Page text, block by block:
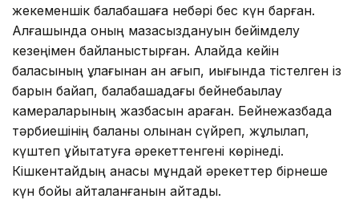
жекеменшік балабақшаға небәрі бес күн барған.
Алғашында оның мазасыздануын бейімделу
кезеңімен байланыстырған. Алайда кейін
баласының құлағынан қан ағып, иығында тістелген із
барын байқап, балабақшадағы бейнебақылау
камераларының жазбасын қараған. Бейнежазбада
тәрбиешінің баланы қолынан сүйреп, жұлқылап,
күштеп ұйықтатуға әрекеттенгені көрінеді.
Кішкентайдың анасы мұндай әрекеттер бірнеше
күн бойы қайталанғанын айтады.